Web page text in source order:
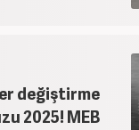
değiştirme
2025! MEB